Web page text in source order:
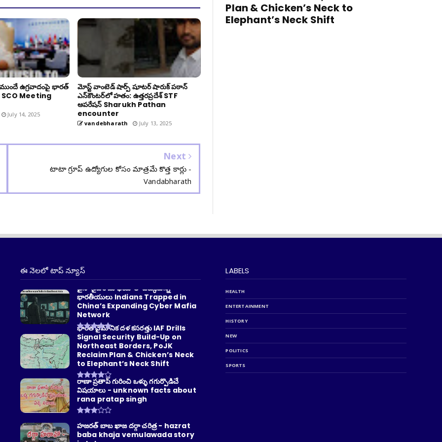
ఉగ్రవాదంపై భారత్
Meeting
July 14, 2025
మోస్ట్ వాంటెడ్ షార్ప్ షూటర్ షారుక్ పఠాన్
ఎన్‌కౌంటర్‌లో హతం: ఉత్తరప్రదేశ్ STF
ఆపరేషన్ Sharukh Pathan
encounter
vandebharath July 13, 2025
Next
టాటా గ్రూప్ ఉద్యోగుల కోసం మాత్రమే కొత్త కార్లు -
Vandabharath
Plan & Chicken’s Neck to
Elephant’s Neck Shift
ఈ నెలలో టాప్ న్యూస్
చైనా సైబర్ మాఫియాలో చిక్కుకున్న
భారతీయులు Indians Trapped in
China’s Expanding Cyber Mafia
Network
భారత వైమానిక దళ కసరత్తు IAF Drills
Signal Security Build-Up on
Northeast Borders, PoJK
Reclaim Plan & Chicken’s Neck
to Elephant’s Neck Shift
రాణా ప్రతాప్ గురించి ఒళ్ళు గగుర్పొడిచే
విషయాలు - unknown facts about
rana pratap singh
హజరత్ బాబ ఖాజ దర్గా చరిత్ర - hazrat
baba khaja vemulawada story
LABELS
HEALTH
ENTERTAINMENT
HISTORY
NEW
POLITICS
SPORTS